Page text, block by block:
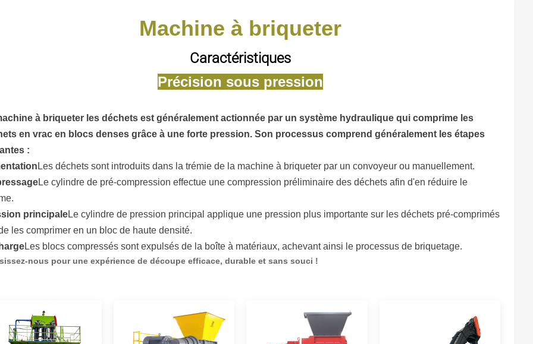
Machine à briqueter
Caractéristiques
Précision sous pression
à briqueter les déchets est généralement actionnée par un système hydraulique qui comprime les
en vrac en blocs denses grâce à une forte pression. Son processus comprend généralement les étapes
:
Les déchets sont introduits dans la trémie de la machine à briqueter par un convoyeur ou manuellement.
Le cylindre de pré-compression effectue une compression préliminaire des déchets afin d'en réduire le
principaleLe cylindre de pression principal applique une pression plus importante sur les déchets pré-comprimés
les comprimer en un bloc de haute densité.
Les blocs compressés sont expulsés de la boîte à matériaux, achevant ainsi le processus de briquetage.
nous pour une expérience de découpe efficace, durable et sans souci !